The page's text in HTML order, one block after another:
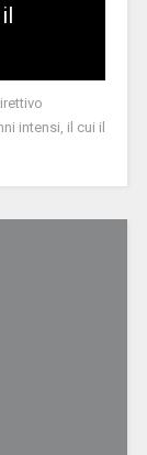
intensi, il cui il